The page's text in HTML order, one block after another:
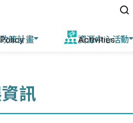
能培訓說明 (教育部磨
師)
政策計畫
教育2030計畫
資源中心活動
訊